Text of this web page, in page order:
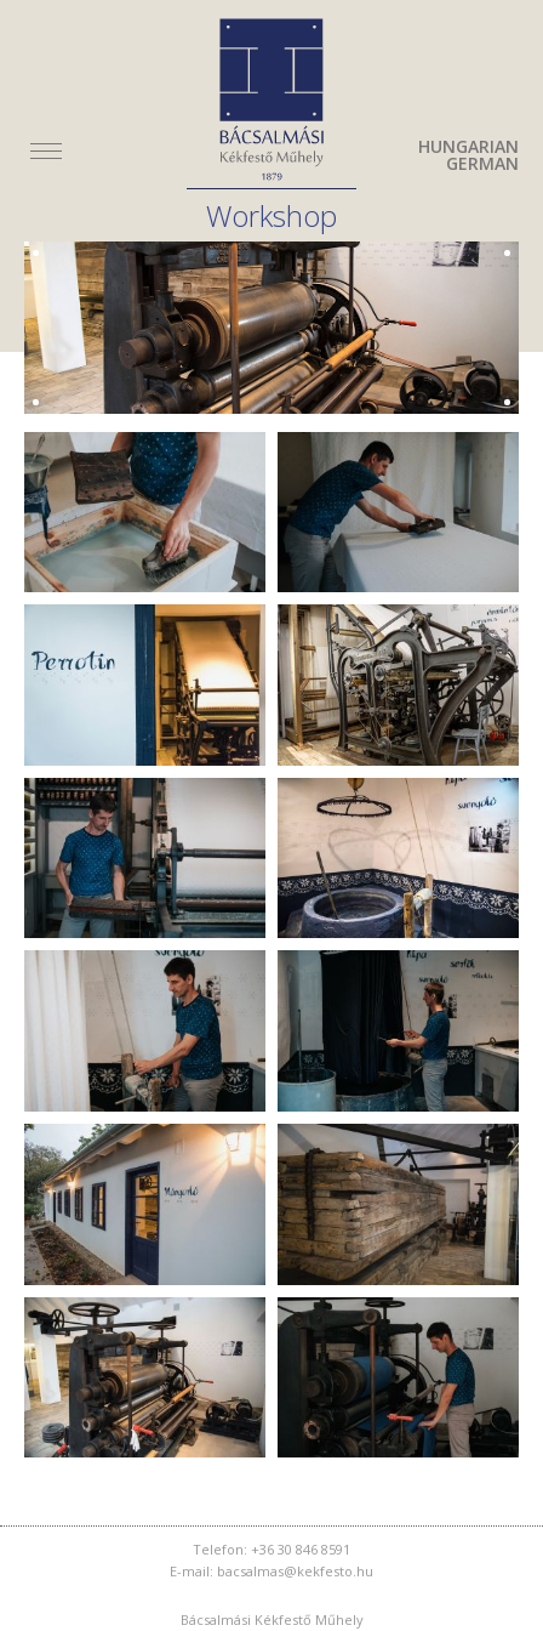
HUNGARIAN
GERMAN
Workshop
Telefon: +36 30 846 8591
E-mail: bacsalmas@kekfesto.hu
Bácsalmási Kékfestő Műhely